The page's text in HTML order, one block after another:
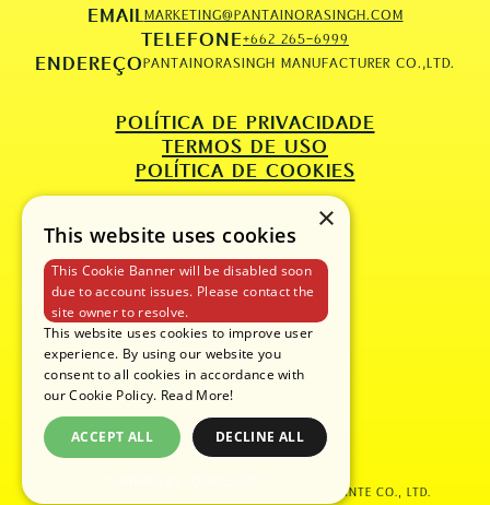
POLÍTICA DE PRIVACIDADE
TERMOS DE USO
POLÍTICA DE COOKIES
EMAIL MARKETING@PANTAINORASINGH.COM
TELEFONE+662 265-6999
ENDEREÇOPANTAINORASINGH MANUFACTURER CO.,LTD.
COPYRIGHT © 2025 PANTAINORASINGH FABRICANTE CO., LTD.
×
This website uses cookies
This Cookie Banner will be disabled soon
due to account issues. Please contact the
site owner to resolve.
This website uses cookies to improve user
experience. By using our website you
consent to all cookies in accordance with
our Cookie Policy. Read More!
ACCEPT ALL DECLINE ALL